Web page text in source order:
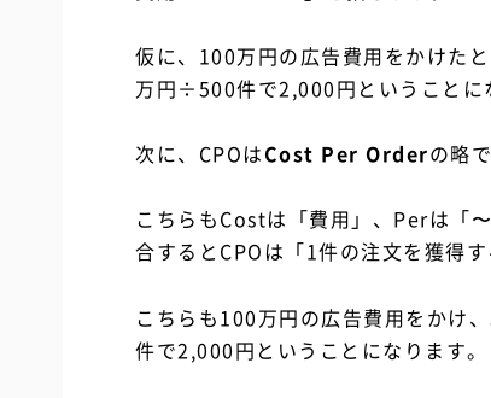
仮に、100万円の広告費用をかけた
万円÷500件で2,000円ということに
次に、CPOはCost Per Orderの略で
こちらもCostは「費用」、Perは「
合するとCPOは「1件の注文を獲得
こちらも100万円の広告費用をかけ
件で2,000円ということになります。